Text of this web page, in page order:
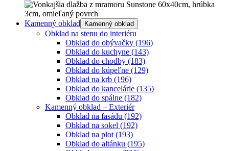
Kamenný obklad Kamenný obklad
Obklad na stenu do interiéru
Obklad do obývačky (196)
Obklad do kuchyne (143)
Obklad do chodby (183)
Obklad do kúpeľne (129)
Obklad na krb (196)
Obklad do kancelárie (135)
Obklad do spálne (182)
Kamenný obklad – Exteriér
Obklad na fasádu (192)
Obklad na sokel (192)
Obklad na plot (193)
Obklad do altánku (195)